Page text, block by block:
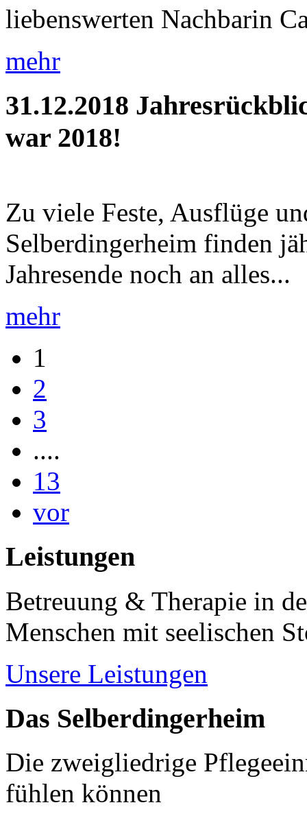
liebenswerten Nachbarin
mehr
31.12.2018
war 2018!
Zu viele Feste, Ausflüge
Selberdingerheim finden
Jahresende noch an alles...
mehr
1
2
3
....
13
vor
Leistungen
Betreuung & Therapie in
Menschen mit seelischen
Unsere Leistungen
Das Selberdingerheim
Die zweigliedrige
fühlen können